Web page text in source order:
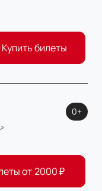
Купить билеты
0+
от2000₽